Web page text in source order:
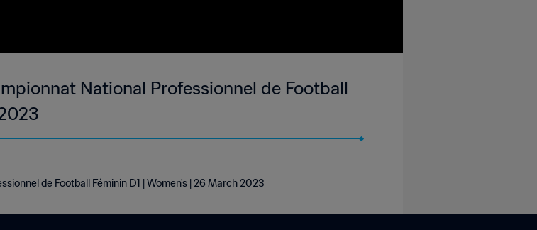
National Professionnel de Football
de Football Féminin D1 | Women's | 26 March 2023